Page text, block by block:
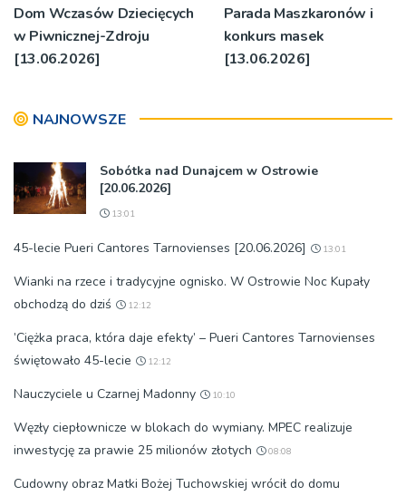
Dom Wczasów Dziecięcych
w Piwnicznej-Zdroju
[13.06.2026]
Parada Maszkaronów i
konkurs masek
[13.06.2026]
NAJNOWSZE
Sobótka nad Dunajcem w Ostrowie
[20.06.2026]
13:01
45-lecie Pueri Cantores Tarnovienses [20.06.2026] 13:01
Wianki na rzece i tradycyjne ognisko. W Ostrowie Noc Kupały
obchodzą do dziś
12:12
’Ciężka praca, która daje efekty’ – Pueri Cantores Tarnovienses
świętowało 45-lecie
12:12
Nauczyciele u Czarnej Madonny 10:10
Węzły ciepłownicze w blokach do wymiany. MPEC realizuje
inwestycję za prawie 25 milionów złotych
08:08
Cudowny obraz Matki Bożej Tuchowskiej wrócił do domu